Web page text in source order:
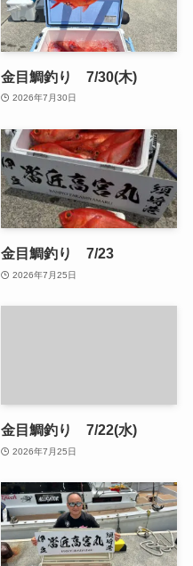
金目鯛釣り 7/30(木)
2026年7月30日
金目鯛釣り 7/23
2026年7月25日
金目鯛釣り 7/22(水)
2026年7月25日